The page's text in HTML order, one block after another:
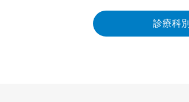
診療科